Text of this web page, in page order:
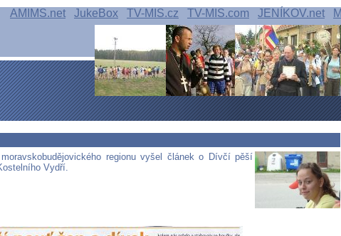
AMIMS.net JukeBox TV-MIS.cz TV-MIS.com JENÍKOV.net
regionu vyšel článek o Dívčí pěší
Vydří.